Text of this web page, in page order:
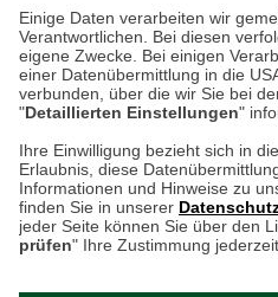
Einige Daten verarbeiten wir
Verantwortlichen. Bei diesen
eigene Zwecke. Bei einigen
einer Datenübermittlung in die
verbunden, über die wir Sie bei
"Detaillierten Einstellungen"
Ihre Einwilligung bezieht sich in
Erlaubnis, diese
Informationen und Hinweise zu
finden Sie in unserer
jeder Seite können Sie über den
prüfen" Ihre Zustimmung
Kontakt
Zur Echtheit von Bewertungen
Barrierefreiheit
Cookie-Einstellungen in Ihrem
ACHTUNG!
Ihr Browser speichert aktuell
Leider können Sie in diesem